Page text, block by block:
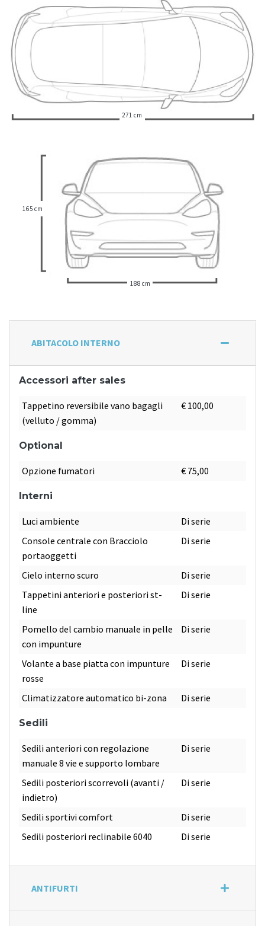
271 cm
165 cm
188 cm
ABITACOLO INTERNO
Accessori after sales
Tappetino reversibile vano bagagli
(velluto / gomma)
€ 100,00
Optional
Opzione fumatori € 75,00
Interni
Luci ambiente
Di serie
Console centrale con Bracciolo
portaoggetti
Di serie
Cielo interno scuro
Di serie
Tappetini anteriori e posteriori st-
line
Di serie
Pomello del cambio manuale in pelle
con impunture
Di serie
Volante a base piatta con impunture
rosse
Di serie
Climatizzatore automatico bi-zona Di serie
Sedili
Sedili anteriori con regolazione
manuale 8 vie e supporto lombare
Di serie
Sedili posteriori scorrevoli (avanti /
indietro)
Di serie
Sedili sportivi comfort
Di serie
Sedili posteriori reclinabile 6040
Di serie
ANTIFURTI